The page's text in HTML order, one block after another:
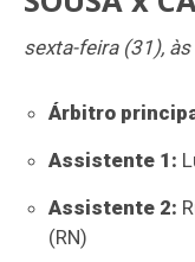
sexta-feira (31),
Árbitro
Assistente 1:
Assistente 2:
(RN)